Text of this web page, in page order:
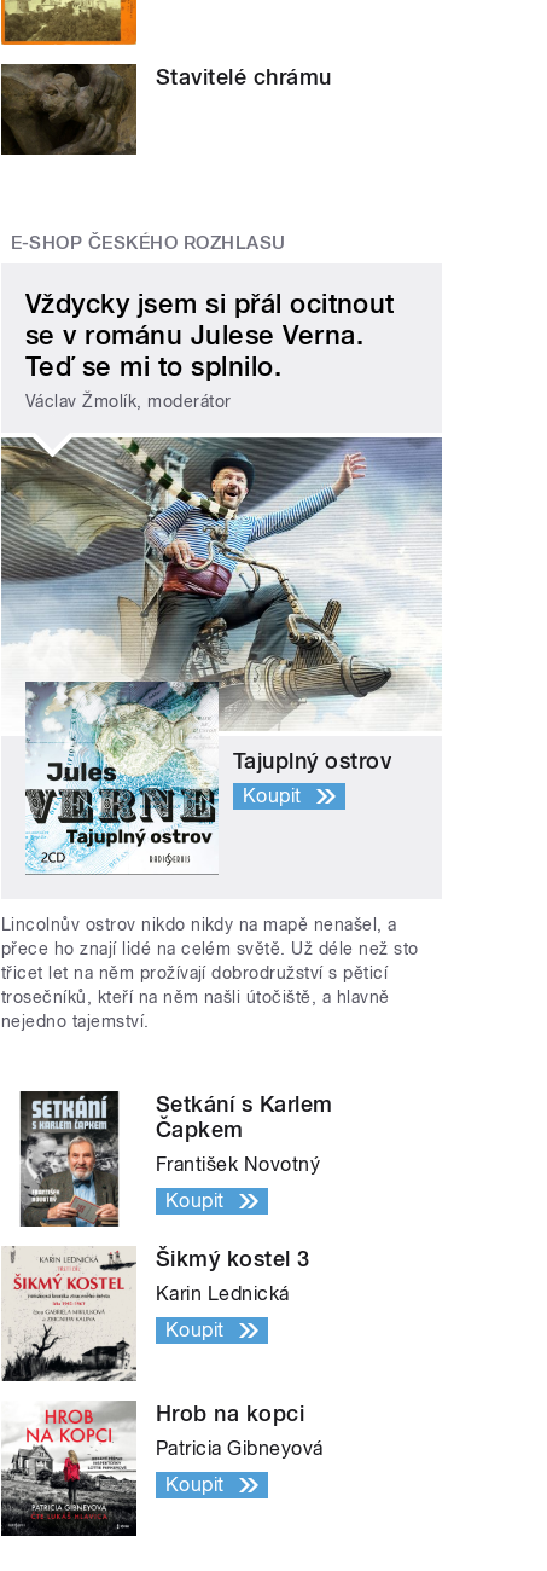
Stavitelé chrámu
E-SHOP ČESKÉHO ROZHLASU
Vždycky jsem si přál ocitnout
se v románu Julese Verna.
Teď se mi to splnilo.
Václav Žmolík, moderátor
Tajuplný ostrov
Koupit
Lincolnův ostrov nikdo nikdy na mapě nenašel, a
přece ho znají lidé na celém světě. Už déle než sto
třicet let na něm prožívají dobrodružství s pěticí
trosečníků, kteří na něm našli útočiště, a hlavně
nejedno tajemství.
Setkání s Karlem
Čapkem
František Novotný
Koupit
Šikmý kostel 3
Karin Lednická
Koupit
Hrob na kopci
Patricia Gibneyová
Koupit